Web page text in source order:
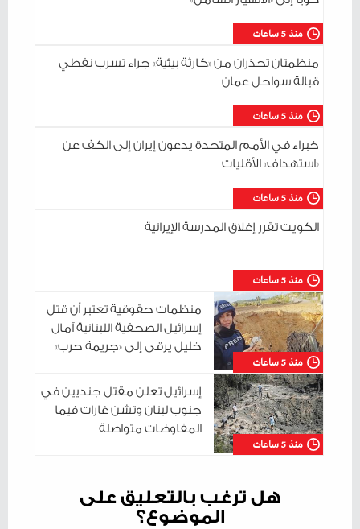
منذ 5 ساعات
منذ 5 ساعات
منظمتان تحذران من «كارثة بيئية» جراء تسرب نفطي
قبالة سواحل عمان
منذ 5 ساعات
خبراء في الأمم المتحدة يدعون إيران إلى الكف عن
«استهداف» الأقليات
منذ 5 ساعات
الكويت تقرر إغلاق المدرسة الإيرانية
منذ 5 ساعات
منظمات حقوقية تعتبر أن قتل
إسرائيل الصحفية اللبنانية آمال
خليل يرقى إلى «جريمة حرب»
منذ 5 ساعات
إسرائيل تعلن مقتل جنديين في
جنوب لبنان وتشن غارات فيما
المفاوضات متواصلة
هل ترغب بالتعليق على
الموضوع؟